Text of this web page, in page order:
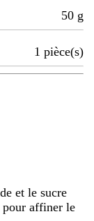
50 g
1 pièce(s)
et le sucre
pour affiner le